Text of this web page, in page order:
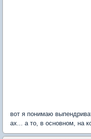
вот я понимаю
ах... а то, в основном, на